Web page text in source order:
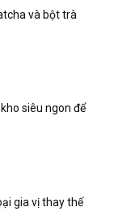
và bột trà
siêu ngon để
gia vị thay thế